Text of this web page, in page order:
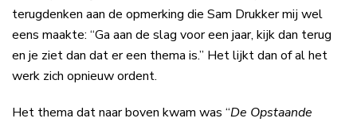
terugdenken aan de opmerking die Sam Drukker mij wel
eens maakte: “Ga aan de slag voor een jaar, kijk dan terug
en je ziet dan dat er een thema is.” Het lijkt dan of al het
werk zich opnieuw ordent.
Het thema dat naar boven kwam was “De Opstaande